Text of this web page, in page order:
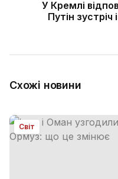
У Кремлі
Путін зустріч
Схожі новини
Світ